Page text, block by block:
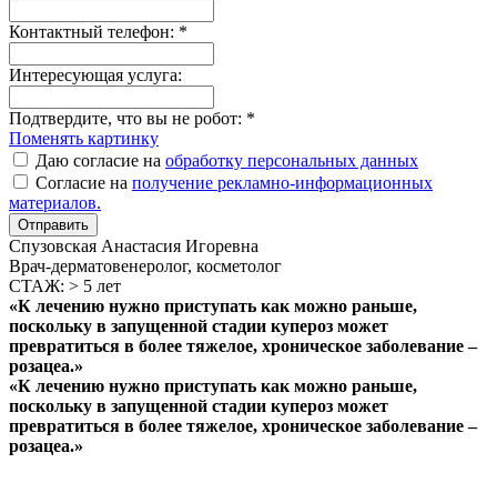
Контактный телефон: *
Интересующая услуга:
Подтвердите, что вы не робот: *
Поменять картинку
Даю согласие на обработку персональных данных
Согласие на получение рекламно-информационных
материалов.
Отправить
Спузовская Анастасия Игоревна
Врач-дерматовенеролог, косметолог
СТАЖ: > 5 лет
«К лечению нужно приступать как можно раньше,
поскольку в запущенной стадии купероз может
превратиться в более тяжелое, хроническое заболевание –
розацеа.»
«К лечению нужно приступать как можно раньше,
поскольку в запущенной стадии купероз может
превратиться в более тяжелое, хроническое заболевание –
розацеа.»